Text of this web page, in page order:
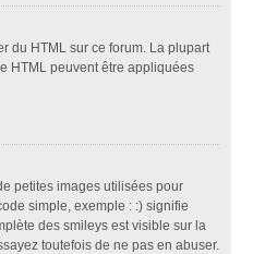
du HTML sur ce forum. La plupart
HTML peuvent être appliquées
petites images utilisées pour
simple, exemple : :) signifie
des smileys est visible sur la
toutefois de ne pas en abuser.